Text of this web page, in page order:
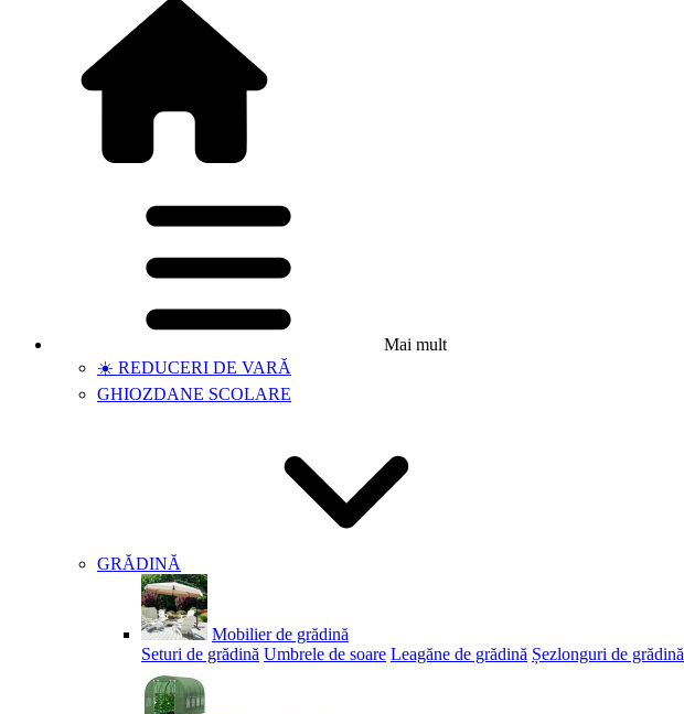
Mai mult
☀️ REDUCERI DE VARĂ
GHIOZDANE SCOLARE
GRĂDINĂ
Mobilier de grădină
Seturi de grădină Umbrele de soare Leagăne de grădină Șezlonguri de grădină